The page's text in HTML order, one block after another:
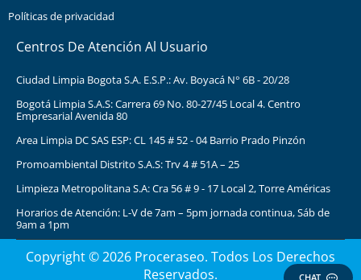
Políticas de privacidad
Centros De Atención Al Usuario
Ciudad Limpia Bogota S.A. E.S.P.: Av. Boyacá N° 6B - 20/28
Bogotá Limpia S.A.S: Carrera 69 No. 80-27/45 Local 4. Centro
Empresarial Avenida 80
Area Limpia DC SAS ESP: CL 145 # 52 - 04 Barrio Prado Pinzón
Promoambiental Distrito S.A.S: Trv 4 # 51A – 25
Limpieza Metropolitana S.A: Cra 56 # 9 - 17 Local 2, Torre Américas
Horarios de Atención: L-V de 7am – 5pm jornada continua, Sáb de
9am a 1pm
Copyright © 2026 Proceraseo. Todos Los Derechos
Reservados.
CHAT